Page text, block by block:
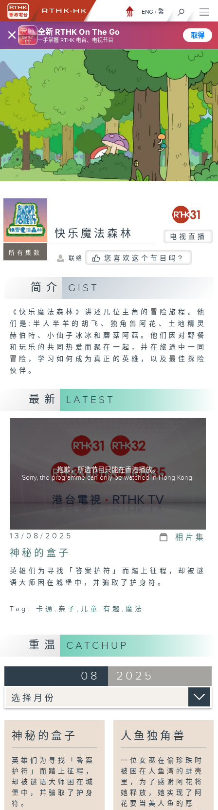
× 全新 RTHK On The Go
一手掌握 RTHK 电台、电视节目
取得
ENG / 繁
所有集数
快乐魔法森林 电视直播
联络 您喜欢这个节目吗?
简介 GIST
《快乐魔法森林》讲述几位主角的冒险旅程。他
们是:半人半羊的胡飞、独角兽阿花、土地精灵
赫伯特、小仙子冰冰和蘑菇阿菇。他们因对野餐
和玩乐的共同热爱而聚在一起，并在旅途中一同
冒险，学习如何成为真正的英雄，以及最佳探险
伙伴。
最新 LATEST
抱歉，所选节目只能在香港播放。
Sorry, the programme can only be watched in Hong Kong.
13/08/2025 相片集
神秘的盒子
英雄们为寻找「答案护符」而踏上征程，却被谜
语大师困在城堡中，并骗取了护身符。
Tag: 卡通 , 亲子 , 儿童 ,有趣 ,魔法
重温 CATCHUP
08 2025
神秘的盒子
英雄们为寻找「答案
护符」而踏上征程，
却被谜语大师困在城
堡中，并骗取了护身
符。
人鱼独角兽
一位女巫在偷珍珠时
被困在人鱼湾的蚌壳
里，为了感谢阿花将
她释放，她实现了阿
花要当美人鱼的愿